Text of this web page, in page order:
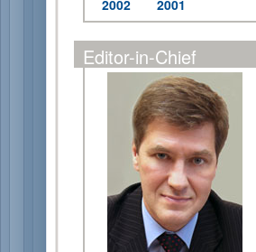
2002
2001
Editor-in-Chief